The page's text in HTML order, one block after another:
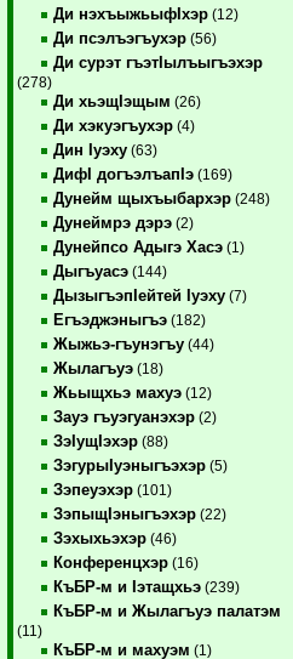
Ди нэхъыжьыфIхэр (12)
Ди псэлъэгъухэр (56)
Ди сурэт гъэтIылъыгъэхэр
(278)
Ди хьэщIэщым (26)
Ди хэкуэгъухэр (4)
Дин Iуэху (63)
ДифI догъэлъапIэ (169)
Дунейм щыхъыбархэр (248)
Дунеймрэ дэрэ (2)
Дунейпсо Адыгэ Хасэ (1)
Дыгъуасэ (144)
ДызыгъэпIейтей Iуэху (7)
Егъэджэныгъэ (182)
Жыжьэ-гъунэгъу (44)
Жылагъуэ (18)
Жьыщхьэ махуэ (12)
Зауэ гъуэгуанэхэр (2)
ЗэIущIэхэр (88)
ЗэгурыIуэныгъэхэр (5)
Зэпеуэхэр (101)
ЗэпыщIэныгъэхэр (22)
Зэхыхьэхэр (46)
Конференцхэр (16)
КъБР-м и Iэтащхьэ (239)
КъБР-м и Жылагъуэ палатэм
(11)
КъБР-м и махуэм (1)